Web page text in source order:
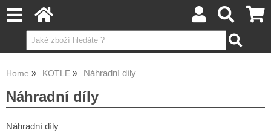
Home KOTLE Náhradní díly
Náhradní díly
Náhradní díly